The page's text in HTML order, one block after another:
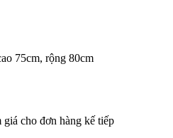
75cm, rộng 80cm
cho đơn hàng kế tiếp